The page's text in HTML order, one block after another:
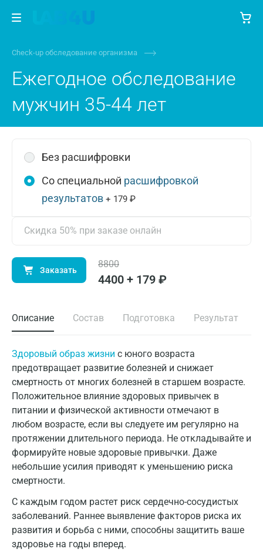
Check-up обследование организма
Ежегодное обследование
мужчин 35-44 лет
Без расшифровки
Со специальной расшифровкой
результатов + 179 ₽
Скидка 50% при заказе онлайн
Заказать
8800
4400 + 179 ₽
Описание Состав Подготовка Результат
Здоровый образ жизни с юного возраста
предотвращает развитие болезней и снижает
смертность от многих болезней в старшем возрасте.
Положительное влияние здоровых привычек в
питании и физической активности отмечают в
любом возрасте, если вы следуете им регулярно на
протяжении длительного периода. Не откладывайте и
формируйте новые здоровые привычки. Даже
небольшие усилия приводят к уменьшению риска
смертности.
С каждым годом растет риск сердечно-сосудистых
заболеваний. Раннее выявление факторов риска их
развития и борьба с ними, способны защитить ваше
здоровье на годы вперед.